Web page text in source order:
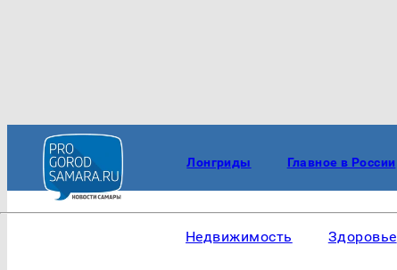
Лонгриды Главное в России
Недвижимость Здоровье